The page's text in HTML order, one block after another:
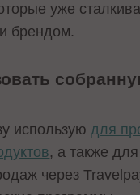
уже
брендом.
используюдля
, а также для
через